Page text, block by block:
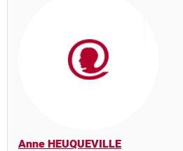
Anne HEUQUEVILLE